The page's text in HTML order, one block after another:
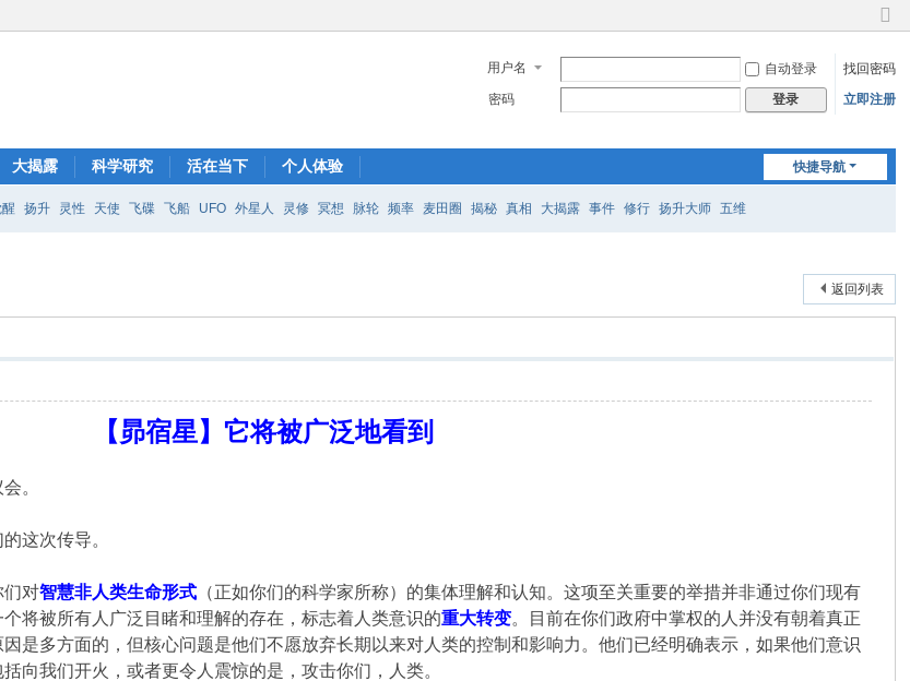
切
到
窄
用户名 自动登录
找回密码
密码
登录 立即注册
快捷导航
大揭露 科学研究 活在当下 个人体验
扬升 灵性 天使 飞碟 飞船 UFO 外星人 灵修 冥想 脉轮 频率 麦田圈 揭秘 真相 大揭露 事件 修行 扬升大师 五维
返回列表
【昴宿星】它将被广泛地看到
。
这次传导。
们对智慧非人类生命形式 （正如你们的科学家所称）的集体理解和认知。这项至关重要的举措并非通过你们现有
个将被所有人广泛目睹和理解的存在，标志着人类意识的重大转变。目前在你们政府中掌权的人并没有朝着真正
是多方面的，但核心问题是他们不愿放弃长期以来对人类的控制和影响力。他们已经明确表示，如果他们意识
向我们开火，或者更令人震惊的是，攻击你们，人类。